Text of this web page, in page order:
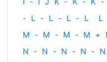
- L - L - L - L L
M - M - M - M +
N - N - N - N - N